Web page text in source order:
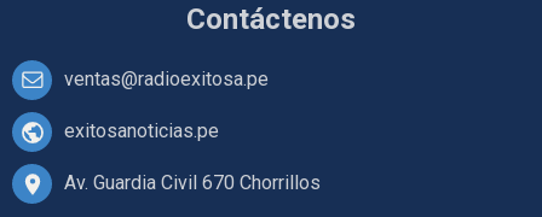
Contáctenos
ventas@radioexitosa.pe
exitosanoticias.pe
Av. Guardia Civil 670 Chorrillos